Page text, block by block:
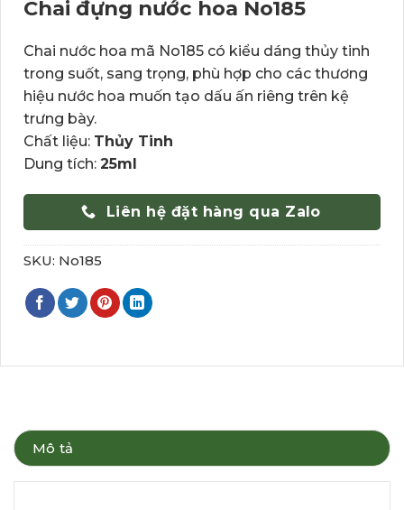
Chai đựng nước hoa No185
Chai nước hoa mã No185 có kiểu dáng thủy tinh
trong suốt, sang trọng, phù hợp cho các thương
hiệu nước hoa muốn tạo dấu ấn riêng trên kệ
trưng bày.
Chất liệu: Thủy Tinh
Dung tích: 25ml
Liên hệ đặt hàng qua Zalo
SKU: No185
Mô tả